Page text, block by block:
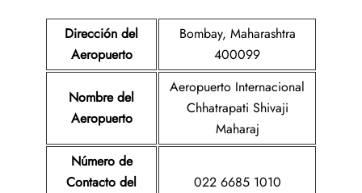
Dirección del
Aeropuerto
Bombay, Maharashtra
400099
Nombre del
Aeropuerto
Aeropuerto Internacional
Chhatrapati Shivaji
Maharaj
Número de
Contacto del
022 6685 1010